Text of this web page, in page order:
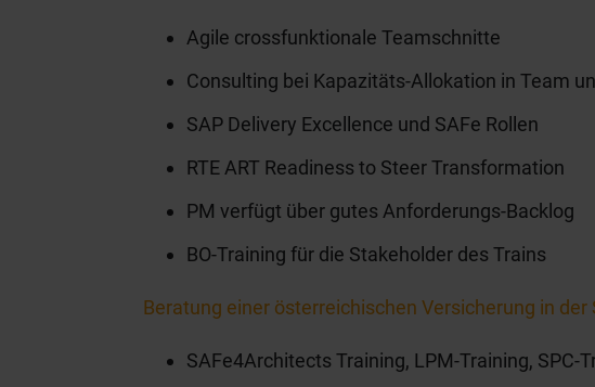
Agile crossfunktionale Teamschnitte
Consulting bei Kapazitäts-Allokation in Team
SAP Delivery Excellence und SAFe Rollen
RTE ART Readiness to Steer Transformation
PM verfügt über gutes Anforderungs-Backlog
BO-Training für die Stakeholder des Trains
Beratung einer österreichischen Versicherung in
SAFe4Architects Training, LPM-Training, SPC-